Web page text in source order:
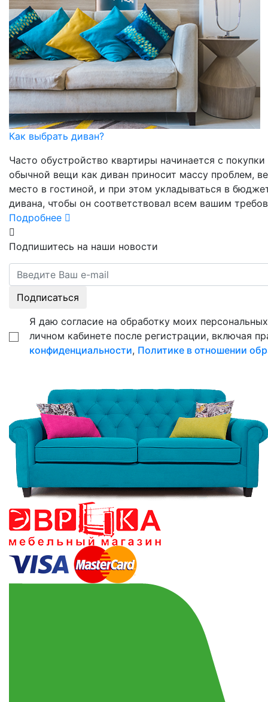
Как выбрать диван?
Часто обустройство квартиры начинается с
обычной вещи как диван приносит массу проблем,
место в гостиной, и при этом укладываться в
дивана, чтобы он соответствовал всем вашим
Подробнее
Подпишитесь на наши новости
Подписаться
Я даю согласие на обработку моих
личном кабинете после регистрации, включая
конфиденциальности, Политике в отношении